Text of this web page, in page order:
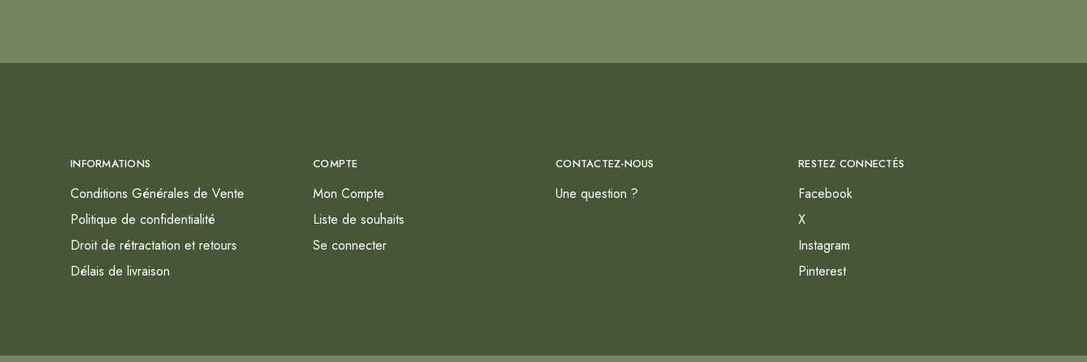
INFORMATIONS
Conditions Générales de Vente
Politique de confidentialité
Droit de rétractation et retours
Délais de livraison
COMPTE
Mon Compte
Liste de souhaits
Se connecter
CONTACTEZ-NOUS
Une question ?
RESTEZ CONNECTÉS
Facebook
X
Instagram
Pinterest